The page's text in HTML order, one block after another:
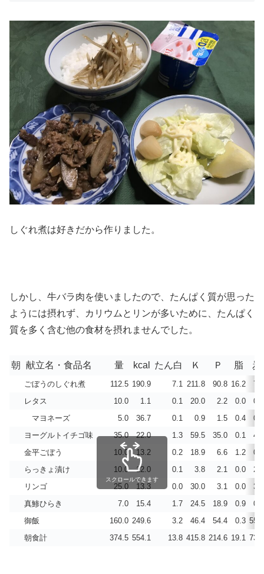
しぐれ煮は好きだから作りました。
しかし、牛バラ肉を使いましたので、たんぱく質が思った
ようには摂れず、カリウムとリンが多いために、たんぱく
質を多く含む他の食材を摂れませんでした。
朝 献立名・食品名 量 kcal たん白 Ｋ Ｐ 脂 炭
ごぼうのしぐれ煮 112.5 190.9 7.1 211.8 90.8 16.2
7.2
レタス
10.0 1.1 0.1 20.0 2.2 0.0
0.3
マヨネーズ
5.0 36.7 0.1 0.9 1.5 0.4
0.3
ヨーグルトイチゴ味
35.0 22.0 1.3 59.5 35.0 0.1
4.2
金平ごぼう
10.0 13.2 0.2 18.9 6.6 1.2
0.4
らっきょ漬け
10.0 12.0 0.1 3.8 2.1 0.0
2.9
リンゴ
25.0 13.3 0.0 30.0 3.1 0.0
3.1
真鯵ひらき
7.0 15.4 1.7 24.5 18.9 0.9
0.0
御飯
160.0 249.6 3.2 46.4 54.4 0.3 55.4
朝食計
374.5 554.1 13.8 415.8 214.6 19.1 73.7
スクロールできます